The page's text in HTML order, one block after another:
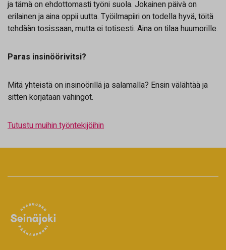
ja tämä on ehdottomasti työni suola. Jokainen päivä on
erilainen ja aina oppii uutta. Työilmapiiri on todella hyvä, töitä
tehdään tosissaan, mutta ei totisesti. Aina on tilaa huumorille.
Paras insinöörivitsi?
Mitä yhteistä on insinöörillä ja salamalla? Ensin välähtää ja
sitten korjataan vahingot.
Tutustu muihin työntekijöihin